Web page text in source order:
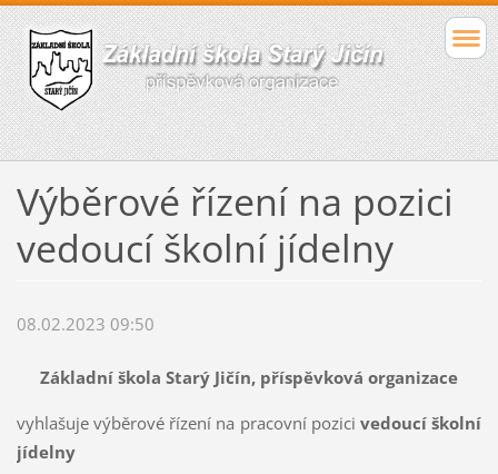
Výběrové řízení na pozici
vedoucí školní jídelny
08.02.2023 09:50
Základní škola Starý Jičín, příspěvková organizace
vyhlašuje výběrové řízení na pracovní pozici vedoucí školní
jídelny